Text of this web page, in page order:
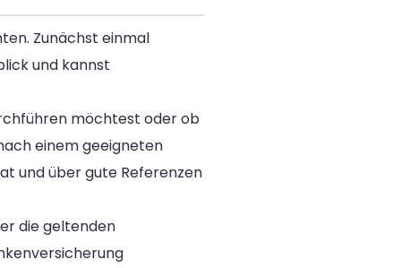
Zunächst einmal
und kannst
möchtest oder ob
einem geeigneten
und über gute Referenzen
die geltenden